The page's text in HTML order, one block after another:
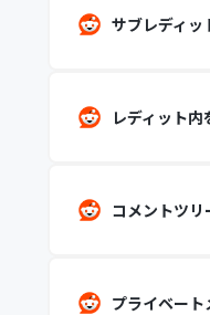
サブレディッ
レディット内
コメントツリ
プライベー